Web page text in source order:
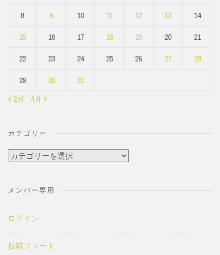
8
9 10 11 12 13
14
15
16 17 18 19 20
21
22
23 24 25 26 27
28
29
30
31
« 2月
4月 »
カテゴリー
カ
ゴ
ー
メンバー専用
ログイン
投稿フィード